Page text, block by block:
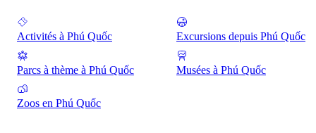
Activités à Phú Quốc Excursions depuis Phú Quốc
Parcs à thème à Phú Quốc Musées à Phú Quốc
Zoos en Phú Quốc